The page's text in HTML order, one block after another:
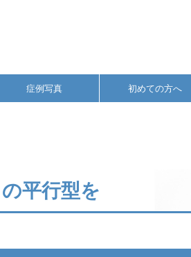
症例写真 初めての方へ
平行型を